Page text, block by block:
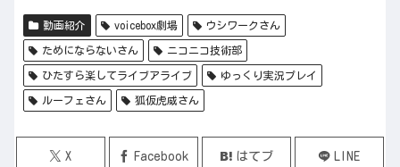
動画紹介 voicebox劇場 ウシワークさん
ためにならないさん ニコニコ技術部
ひたすら楽してライブアライブ ゆっくり実況プレイ
ルーフェさん 狐仮虎威さん
X Facebook はてブ LINE